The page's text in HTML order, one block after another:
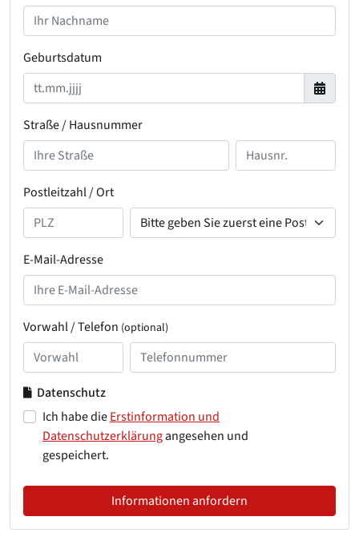
Geburtsdatum
Straße / Hausnummer
Postleitzahl / Ort
E-Mail-Adresse
Vorwahl / Telefon (optional)
Datenschutz
Ich habe dieErstinformation und
Datenschutzerklärungangesehen und
gespeichert.
Informationen anfordern